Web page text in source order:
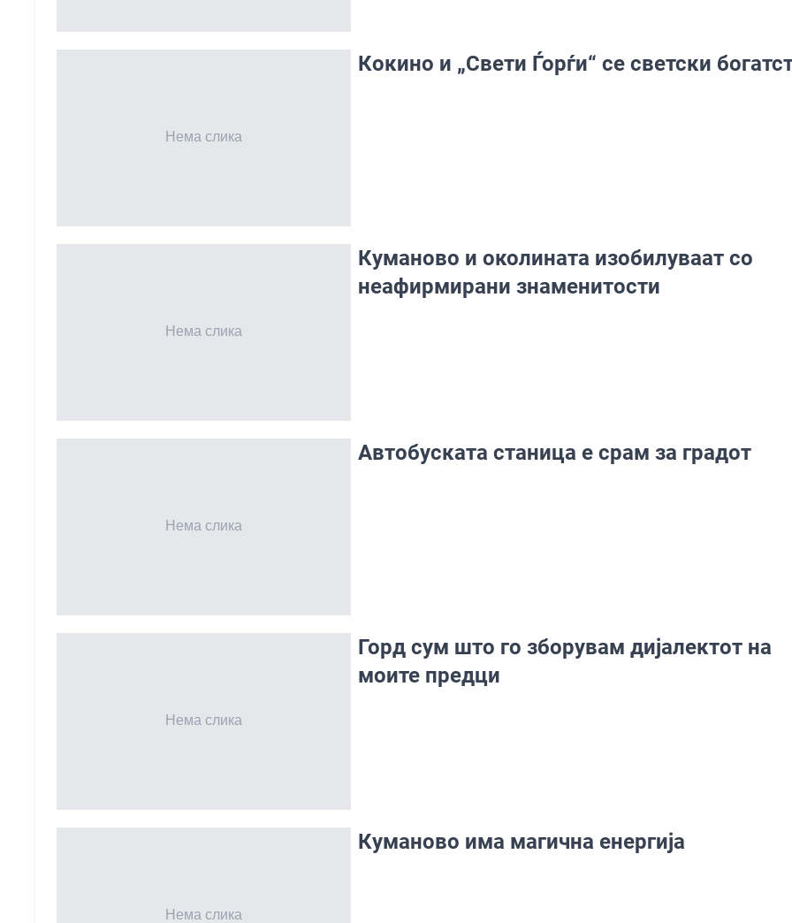
Кокино и „Свети Ѓорѓи“ се светски
Куманово и околината изобилуваат со
неафирмирани знаменитости
Автобуската станица е срам за градот
Горд сум што го зборувам дијалектот на
моите предци
Куманово има магична енергија